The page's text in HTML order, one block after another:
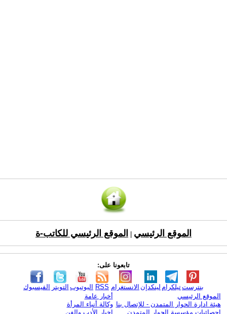
الموقع الرئيسي الموقع الرئيسي للكاتب-ة
تابعونا على:
الفيسبوك التويتر اليوتيوب RSS الانستغرام لينكدإن تيلكرامبنترست
الموقع الرئيسي
هيئة ادارة الحوار المتمدن - للإتصال بنا
إحصائيات مؤسسة الحوار المتمدن
أخبار عامة
وكالة أنباء المرأة
اخبار الأدب والفن